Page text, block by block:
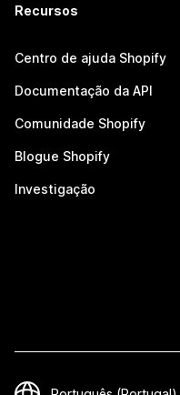
Recursos
Centro de ajuda Shopify
Documentação da API
Comunidade Shopify
Blogue Shopify
Investigação